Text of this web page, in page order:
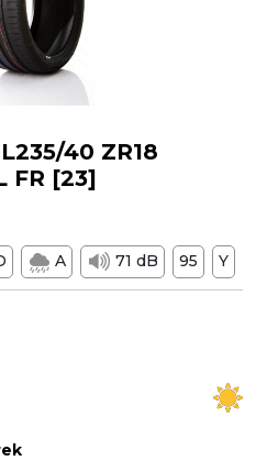
40 ZR18
FR [23]
A 71 dB 95 Y